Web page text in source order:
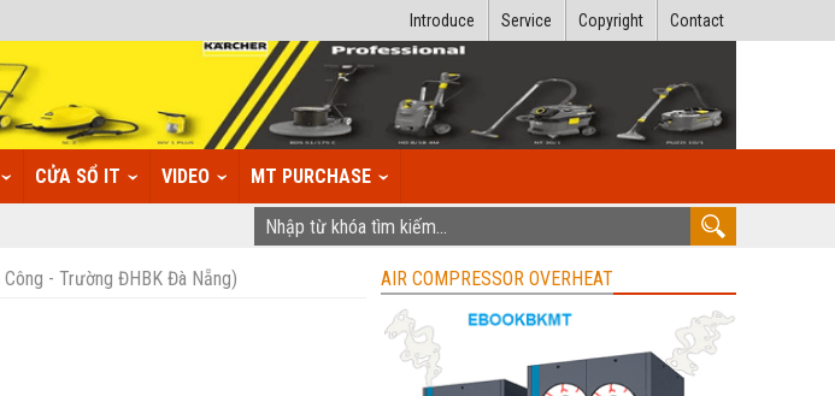
Contact
Copyright
Service
Introduce
CỬA SỔ IT VIDEO MT PURCHASE
- Trường ĐHBK Đà Nẵng) AIR COMPRESSOR OVERHEAT